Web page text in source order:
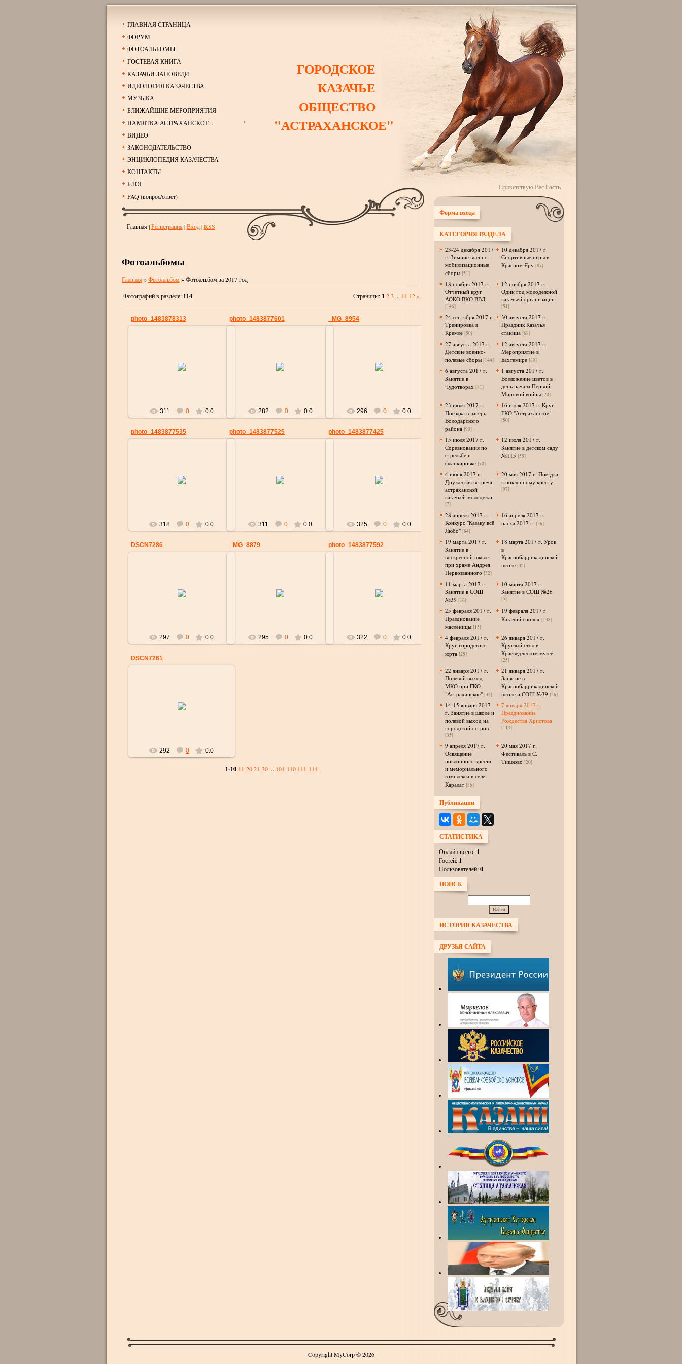
ГЛАВНАЯ СТРАНИЦА
ФОРУМ
ФОТОАЛЬБОМЫ
ГОСТЕВАЯ КНИГА
КАЗАЧЬИ ЗАПОВЕДИ
ИДЕОЛОГИЯ КАЗАЧЕСТВА
МУЗЫКА
БЛИЖАЙШИЕ МЕРОПРИЯТИЯ
ПАМЯТКА АСТРАХАНСКОГ...
ВИДЕО
ЗАКОНОДАТЕЛЬСТВО
ЭНЦИКЛОПЕДИЯ КАЗАЧЕСТВА
КОНТАКТЫ
БЛОГ
FAQ (вопрос/ответ)
ГОРОДСКОЕ
КАЗАЧЬЕ
ОБЩЕСТВО
"АСТРАХАНСКОЕ"
Главная|Регистрация |Вход|RSS
Фотоальбомы
Главная »Фотоальбом» Фотоальбом за 2017 год
Фотографий в разделе: 114 Страницы: 1 2 3 ... 11 12 »
photo_1483878313
311 0 0.0
photo_1483877601
282 0 0.0
_MG_8954
296 0 0.0
photo_1483877535
318 0 0.0
photo_1483877525
311 0 0.0
photo_1483877425
325 0 0.0
DSCN7286
297 0 0.0
_MG_8879
295 0 0.0
photo_1483877592
322 0 0.0
DSCN7261
292 0 0.0
1-10 11-20 21-30 ... 101-110 111-114
Приветствую Вас Гость
Форма входа
КАТЕГОРИЯ РАЗДЕЛА
23-24 декабря 2017
г. Зимние военно-
мобилизационные
сборы [51]
10 декабря 2017 г.
Спортивные игры в
Красном Яру [87]
18 ноября 2017 г.
Отчетный круг
АОКО ВКО ВВД
[146]
12 ноября 2017 г.
Один год молодежной
казачьей организации
[51]
24 сентября 2017 г.
Тренировка в
Кремле [50]
30 августа 2017 г.
Праздник Казачья
станица [68]
27 августа 2017 г.
Детские военно-
полевые сборы [144]
12 августа 2017 г.
Мероприятие в
Бахтемире [80]
6 августа 2017 г.
Занятие в
Чудотворах [81]
1 августа 2017 г.
Возложение цветов в
день начала Первой
Мировой войны [20]
23 июля 2017 г.
Поездка в лагерь
Володарского
района [90]
16 июля 2017 г. Круг
ГКО "Астраханское"
[50]
15 июля 2017 г.
Соревнования по
стрельбе и
фланкировке [70]
12 июля 2017 г.
Занятие в детском саду
№115 [55]
4 июня 2017 г.
Дружеская встреча
астраханской
казачьей молодежи
[7]
20 мая 2017 г. Поездка
к поклонному кресту
[97]
28 апреля 2017 г.
Конкурс "Казаку всё
Любо" [84]
16 апреля 2017 г.
пасха 2017 г. [56]
19 марта 2017 г.
Занятие в
воскресной школе
при храме Андрея
Первозванного [32]
18 марта 2017 г. Урок
в
Краснобаррикадинской
школе [32]
11 марта 2017 г.
Занятие в СОШ
№39 [16]
10 марта 2017 г.
Занятие в СОШ №26
[5]
25 февраля 2017 г.
Празднование
масленицы [15]
19 февраля 2017 г.
Казачий сполох [138]
4 февраля 2017 г.
Круг городского
юрта [25]
26 января 2017 г.
Круглый стол в
Краеведческом музее
[25]
22 января 2017 г.
Полевой выход
МКО при ГКО
"Астраханское" [34]
21 января 2017 г.
Занятие в
Краснобаррикадинской
школе и СОШ №39 [26]
14-15 января 2017
г. Занятие в школе и
полевой выход на
городской остров
[35]
7 января 2017 г.
Празднование
Рождества Христова
[114]
9 апреля 2017 г.
Освящение
поклонного креста
и мемориального
комплекса в селе
Каралат [35]
20 мая 2017 г.
Фестиваль в С.
Тишково [20]
Публикации
СТАТИСТИКА
Онлайн всего: 1
Гостей: 1
Пользователей:0
ПОИСК
ИСТОРИЯ КАЗАЧЕСТВА
ДРУЗЬЯ САЙТА
Copyright MyCorp © 2026